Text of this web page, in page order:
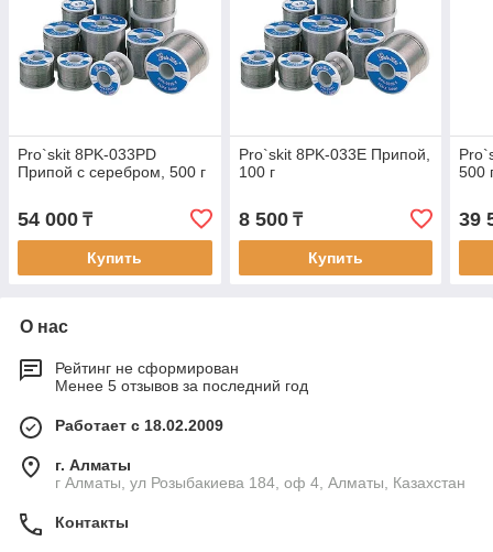
Pro`skit 8PK-033PD
Припой с серебром, 500 г
54 000 ₸
Купить
Pro`skit 8PK-033E Припой,
100 г
8 500₸
Купить
500
39
О нас
Рейтинг не сформирован
Менее 5 отзывов за последний год
Работает с 18.02.2009
г. Алматы
г Алматы, ул Розыбакиева 184, оф 4, Алматы, Казахстан
Контакты